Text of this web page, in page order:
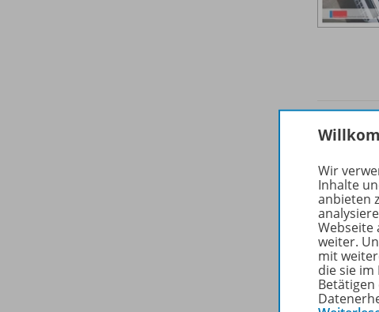
Wir
Inhalte
anbieten
Webseite
weiter.
mit
die sie
Betätigen